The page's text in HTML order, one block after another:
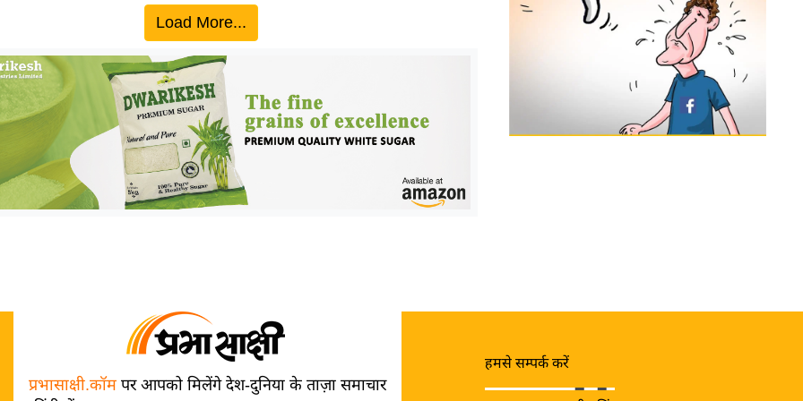
Load More...
प्रभासाक्षी.कॉमपर आपको मिलेंगे देश-दुनिया के ताज़ा समाचार
हमसे सम्पर्क करें